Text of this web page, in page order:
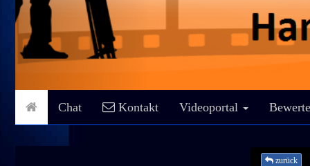
Chat Kontakt Videoportal
zurück